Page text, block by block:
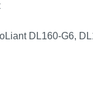
DL160-G6,